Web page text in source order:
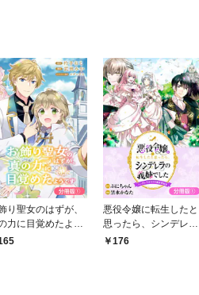
り聖女のはずが、
力に目覚めたよう
THE COMIC【分
悪役令嬢に転生したと
思ったら、シンデレラ
の義姉でした ～シンデ
176